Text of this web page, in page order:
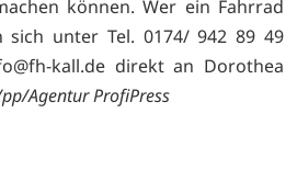
können. Wer ein Fahrrad
sich unter Tel. 0174/ 942 89 49
kall.de direkt an Dorothea
Agentur ProfiPress